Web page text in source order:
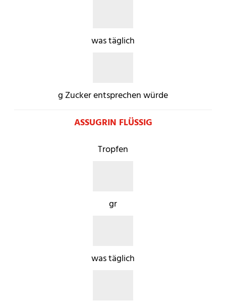
was täglich
g Zucker entsprechen würde
ASSUGRIN FLÜSSIG
Tropfen
gr
was täglich